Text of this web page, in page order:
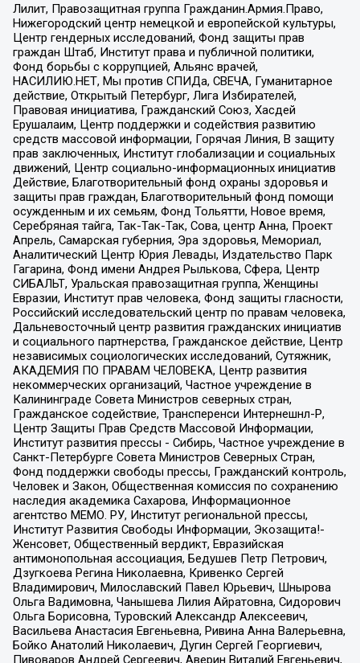
Лилит, Правозащитная группа Гражданин.Армия.Право,
Нижегородский центр немецкой и европейской культуры,
Центр гендерных исследований, Фонд защиты прав
граждан Штаб, Институт права и публичной политики,
Фонд борьбы с коррупцией, Альянс врачей,
НАСИЛИЮ.НЕТ, Мы против СПИДа, СВЕЧА, Гуманитарное
действие, Открытый Петербург, Лига Избирателей,
Правовая инициатива, Гражданский Союз, Хасдей
Ерушалаим, Центр поддержки и содействия развитию
средств массовой информации, Горячая Линия, В защиту
прав заключенных, Институт глобализации и социальных
движений, Центр социально-информационных инициатив
Действие, Благотворительный фонд охраны здоровья и
защиты прав граждан, Благотворительный фонд помощи
осужденным и их семьям, Фонд Тольятти, Новое время,
Серебряная тайга, Так-Так-Так, Сова, центр Анна, Проект
Апрель, Самарская губерния, Эра здоровья, Мемориал,
Аналитический Центр Юрия Левады, Издательство Парк
Гагарина, Фонд имени Андрея Рылькова, Сфера, Центр
СИБАЛЬТ, Уральская правозащитная группа, Женщины
Евразии, Институт прав человека, Фонд защиты гласности,
Российский исследовательский центр по правам человека,
Дальневосточный центр развития гражданских инициатив
и социального партнерства, Гражданское действие, Центр
независимых социологических исследований, Сутяжник,
АКАДЕМИЯ ПО ПРАВАМ ЧЕЛОВЕКА, Центр развития
некоммерческих организаций, Частное учреждение в
Калининграде Совета Министров северных стран,
Гражданское содействие, Трансперенси Интернешнл-Р,
Центр Защиты Прав Средств Массовой Информации,
Институт развития прессы - Сибирь, Частное учреждение в
Санкт-Петербурге Совета Министров Северных Стран,
Фонд поддержки свободы прессы, Гражданский контроль,
Человек и Закон, Общественная комиссия по сохранению
наследия академика Сахарова, Информационное
агентство МЕМО. РУ, Институт региональной прессы,
Институт Развития Свободы Информации, Экозащита!-
Женсовет, Общественный вердикт, Евразийская
антимонопольная ассоциация, Бедушев Петр Петрович,
Дзугкоева Регина Николаевна, Кривенко Сергей
Владимирович, Милославский Павел Юрьевич, Шнырова
Ольга Вадимовна, Чанышева Лилия Айратовна, Сидорович
Ольга Борисовна, Туровский Александр Алексеевич,
Васильева Анастасия Евгеньевна, Ривина Анна Валерьевна,
Бойко Анатолий Николаевич, Дугин Сергей Георгиевич,
Пивоваров Андрей Сергеевич, Аверин Виталий Евгеньевич,